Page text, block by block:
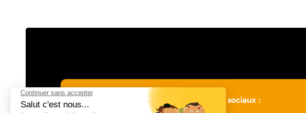
Suivre Totem Adventure sur les réseaux sociaux :